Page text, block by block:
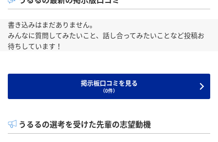
書き込みはまだありません。
みんなに質問してみたいこと、話し合ってみたいことなど投稿お
待ちしています！
掲示板口コミを見る
（0件）
うるるの選考を受けた先輩の志望動機